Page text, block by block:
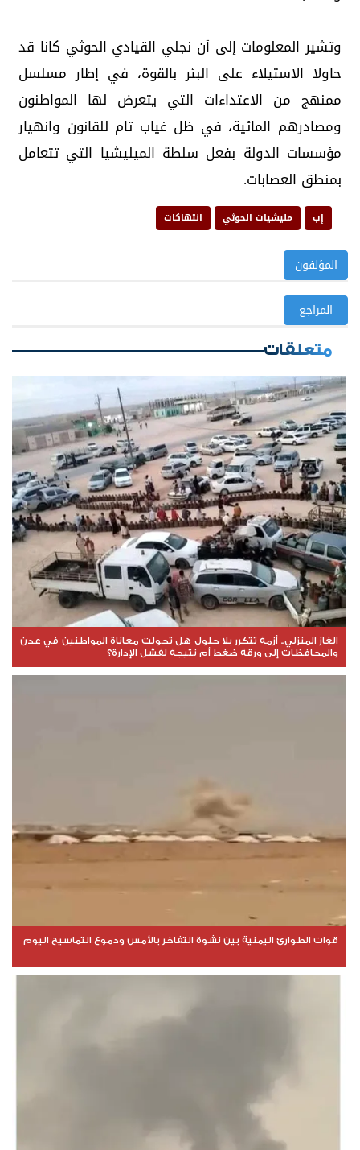
وتشير المعلومات إلى أن نجلي القيادي الحوثي كانا قد
حاولا الاستيلاء على البئر بالقوة، في إطار مسلسل
ممنهج من الاعتداءات التي يتعرض لها المواطنون
ومصادرهم المائية، في ظل غياب تام للقانون وانهيار
مؤسسات الدولة بفعل سلطة الميليشيا التي تتعامل
بمنطق العصابات.
إب مليشيات الحوثي انتهاكات
المؤلفون
المراجع
متعلقات
الغاز المنزلي.. أزمة تتكرر بلا حلول هل تحولت معاناة المواطنين في عدن
والمحافظات إلى ورقة ضغط أم نتيجة لفشل الإدارة؟
قوات الطوارئ اليمنية بين نشوة التفاخر بالأمس ودموع التماسيح اليوم